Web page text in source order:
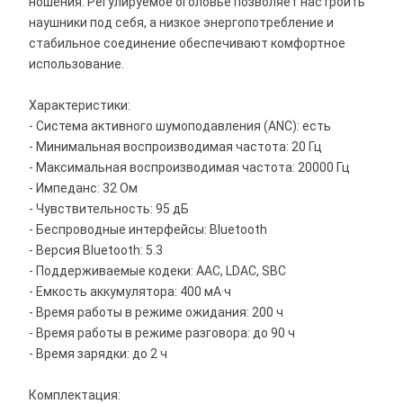
наушники под себя, а низкое энергопотребление и
стабильное соединение обеспечивают комфортное
использование.
Характеристики:
- Система активного шумоподавления (ANC): есть
- Минимальная воспроизводимая частота: 20 Гц
- Максимальная воспроизводимая частота: 20000 Гц
- Импеданс: 32 Ом
- Чувствительность: 95 дБ
- Беспроводные интерфейсы: Bluetooth
- Версия Bluetooth: 5.3
- Поддерживаемые кодеки: AAC, LDAC, SBC
- Емкость аккумулятора: 400 мА·ч
- Время работы в режиме ожидания: 200 ч
- Время работы в режиме разговора: до 90 ч
- Время зарядки: до 2 ч
Комплектация: